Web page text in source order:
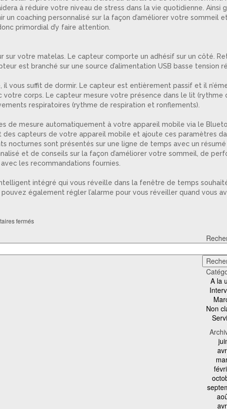
à réduire votre niveau de stress dans la vie quotidienne.
un coaching personnalisé sur la façon d’améliorer votre
primordial d’y faire attention.
sur votre matelas. Le capteur comporte un adhésif sur un côté.
est branché sur une source d’alimentation USB basse
vous suffit de dormir. Le capteur est entièrement passif et il
votre corps. Le capteur mesure votre présence dans le lit
respiratoires (rythme de respiration et ronflements).
de mesure automatiquement à votre appareil mobile via le
capteurs de votre appareil mobile et ajoute ces paramètres
nocturnes sont présentés sur une ligne de temps avec un
et de conseils sur la façon d’améliorer votre sommeil, de
les recommandations fournies.
intégré qui vous réveille dans la fenêtre de temps
également régler l’alarme pour vous réveiller quand vous
fermés
A la
Non